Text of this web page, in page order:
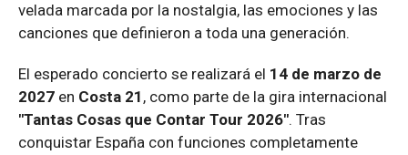
velada marcada por la nostalgia, las emociones y las
canciones que definieron a toda una generación.
El esperado concierto se realizará el 14 de marzo de
2027 en Costa 21 , como parte de la gira internacional
"Tantas Cosas que Contar Tour 2026". Tras
conquistar España con funciones completamente